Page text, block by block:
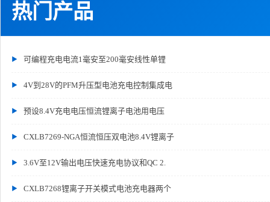
热门产品
可编程充电电流1毫安至200毫安线性单锂
4V到28V的PFM升压型电池充电控制集成电
预设8.4V充电电压恒流锂离子电池用电压
CXLB7269-NGA恒流恒压双电池8.4V锂离子
3.6V至12V输出电压快速充电协议和QC 2.
CXLB7268锂离子开关模式电池充电器两个